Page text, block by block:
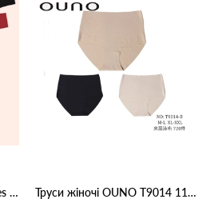
Труси жіночі Dyana Intimates 9920 7С Різні кольори Труси жіночі OUNO T9014 11С Різні кольори